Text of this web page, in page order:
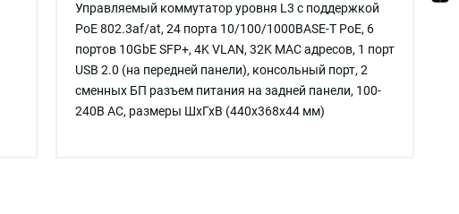
Управляемый коммутатор уровня L3 с поддержкой
PoE 802.3af/at, 24 порта 10/100/1000BASE-T PoE, 6
портов 10GbE SFP+, 4K VLAN, 32K MAC адресов, 1 порт
USB 2.0 (на передней панели), консольный порт, 2
сменных БП разъем питания на задней панели, 100-
240В AC, размеры ШхГхВ (440x368x44 мм)